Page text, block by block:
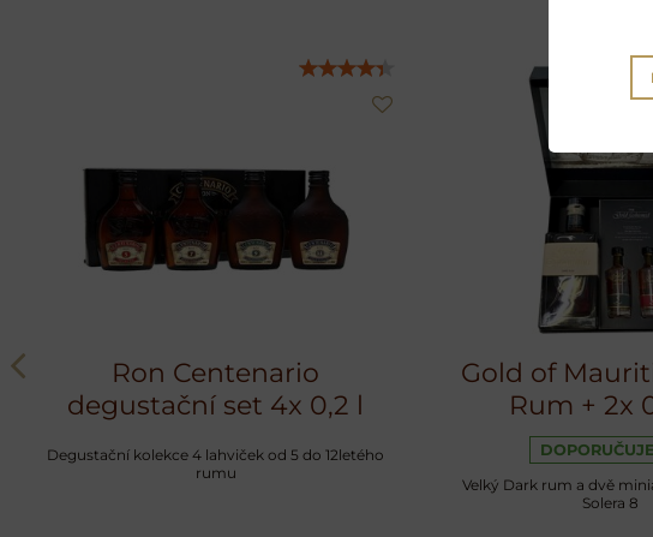
Ron Centenario
degustační set 4x 0,2 l
Degustační kolekce 4 lahviček od 5 do 12letého
rumu
Gold of
Rum + 2x
Velký Dark rum a dvě
Solera 8